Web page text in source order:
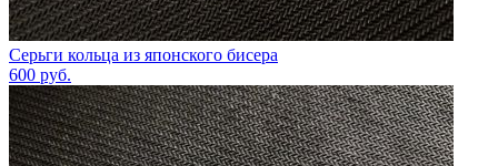
Серьги кольца из японского бисера
600 руб.